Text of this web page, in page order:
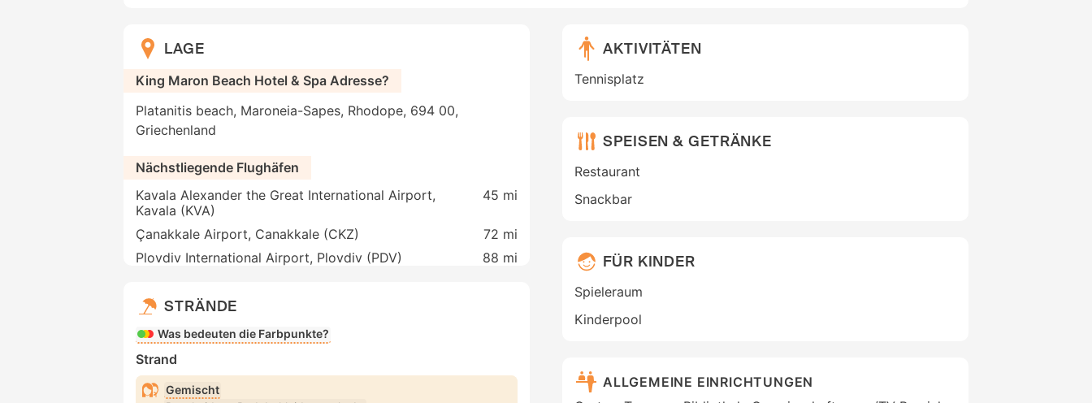
LAGE
King Maron Beach Hotel & Spa Adresse?
Platanitis beach, Maroneia-Sapes, Rhodope, 694 00,
Griechenland
Nächstliegende Flughäfen
Kavala Alexander the Great International Airport,
Kavala (KVA)
45 mi
Çanakkale Airport, Canakkale (CKZ)
72 mi
Plovdiv International Airport, Plovdiv (PDV)
88 mi
STRÄNDE
Was bedeuten die Farbpunkte?
Strand
Gemischt
AKTIVITÄTEN
Tennisplatz
SPEISEN & GETRÄNKE
Restaurant
Snackbar
FÜR KINDER
Spieleraum
Kinderpool
ALLGEMEINE EINRICHTUNGEN